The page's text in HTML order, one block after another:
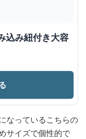
込み紐付き大容
なっているこちらの
サイズで個性的で